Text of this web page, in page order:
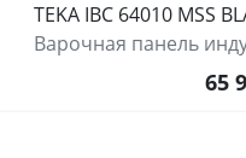
TEKA IBC 64010 MSS
Варочная панель
65